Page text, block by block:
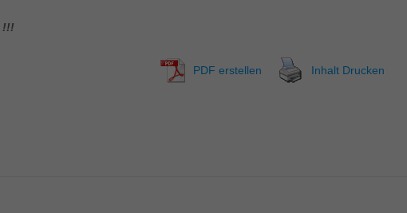
!!!
PDF erstellen Inhalt Drucken